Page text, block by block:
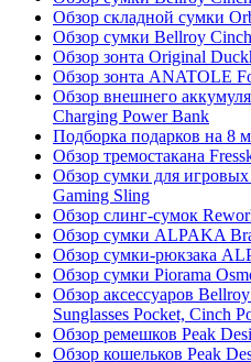
Обзор складной сумки
Обзор сумки Bellroy
Обзор зонта Original
Обзор зонта ANATOLE
Обзор внешнего
Charging Power Bank
Подборка подарков на 8
Обзор тремостакана
Обзор сумки для
Gaming Sling
Обзор слинг-сумок
Обзор сумки ALPAKA
Обзор сумки-рюкзака
Обзор сумки Piorama
Обзор аксессуаров
Sunglasses Pocket, Cinch
Обзор ремешков Peak
Обзор кошельков Peak